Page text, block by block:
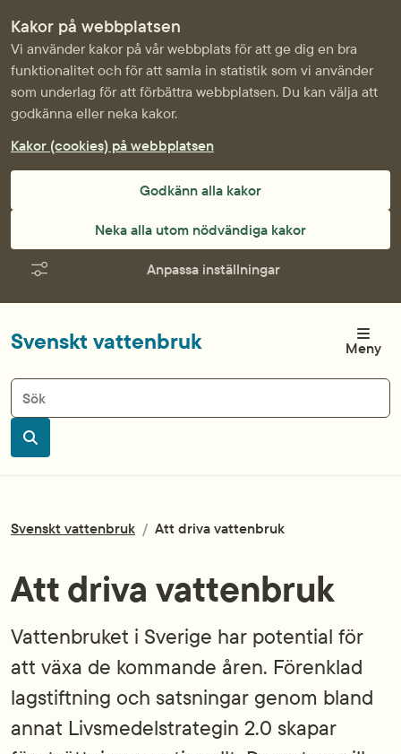
Kakor på webbplatsen
Vi använder kakor på vår webbplats för att ge dig en bra
funktionalitet och för att samla in statistik som vi använder
som underlag för att förbättra webbplatsen. Du kan välja att
godkänna eller neka kakor.
Kakor (cookies) på webbplatsen
Godkänn alla kakor
Neka alla utom nödvändiga kakor
Anpassa inställningar
Svenskt vattenbruk Meny
Sök
Sök
Svenskt vattenbruk / Att driva vattenbruk
Att driva vattenbruk
Vattenbruket i Sverige har potential för
att växa de kommande åren. Förenklad
lagstiftning och satsningar genom bland
annat Livsmedelstrategin 2.0 skapar